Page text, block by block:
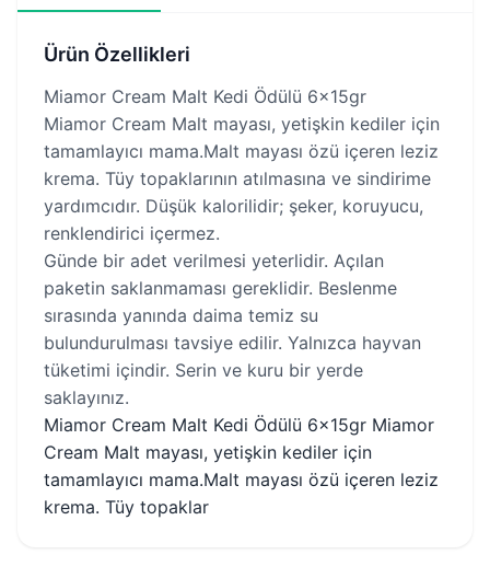
Ürün Özellikleri
Miamor Cream Malt Kedi Ödülü 6x15gr
Miamor Cream Malt mayası, yetişkin kediler için
tamamlayıcı mama.Malt mayası özü içeren leziz
krema. Tüy topaklarının atılmasına ve sindirime
yardımcıdır. Düşük kalorilidir; şeker, koruyucu,
renklendirici içermez.
Günde bir adet verilmesi yeterlidir. Açılan
paketin saklanmaması gereklidir. Beslenme
sırasında yanında daima temiz su
bulundurulması tavsiye edilir. Yalnızca hayvan
tüketimi içindir. Serin ve kuru bir yerde
saklayınız.
Miamor Cream Malt Kedi Ödülü 6x15gr Miamor
Cream Malt mayası, yetişkin kediler için
tamamlayıcı mama.Malt mayası özü içeren leziz
krema. Tüy topaklar